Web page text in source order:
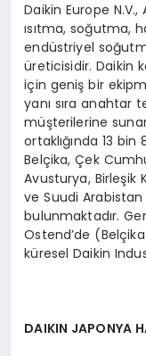
Daikin Europe
ısıtma, soğutma,
endüstriyel
üreticisidir. Daikin
için geniş bir
yanı sıra anahtar
müşterilerine
ortaklığında 13
Belçika, Çek
Avusturya, Birleşik
ve Suudi Arabistan
bulunmaktadır.
Ostend’de
küresel Daikin
DAIKIN JAPONYA